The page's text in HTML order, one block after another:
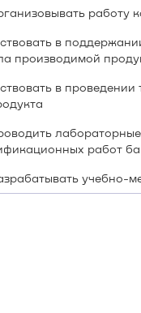
работу
в
производимой
в
работ
учебно-